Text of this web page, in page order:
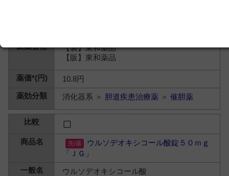
【製】東和薬品
【販】東和薬品
10.8円
消化器系 ＞ 胆道疾患治療薬 ＞催胆薬
ウルソデオキシコール酸錠５０ｍｇ
「ＪＧ」
ウルソデオキシコール酸